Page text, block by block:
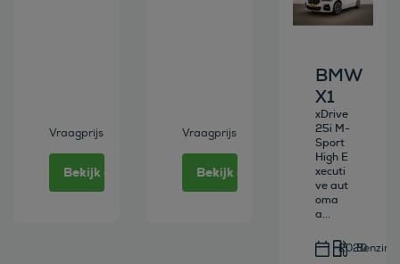
Vraagprijs
Bekijk deze auto
Vraagprijs
Bekijk deze auto
BMW
X1
xDrive
25i M-
Sport
High E
xecuti
ve aut
oma
a...
2020Benzine